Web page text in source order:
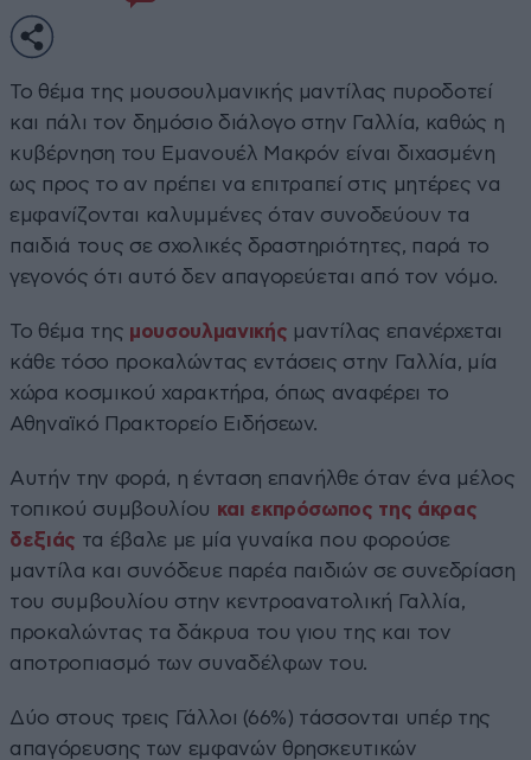
Το θέμα της μουσουλμανικής μαντίλας πυροδοτεί
και πάλι τον δημόσιο διάλογο στην Γαλλία, καθώς η
κυβέρνηση του Εμανουέλ Μακρόν είναι διχασμένη
ως προς το αν πρέπει να επιτραπεί στις μητέρες να
εμφανίζονται καλυμμένες όταν συνοδεύουν τα
παιδιά τους σε σχολικές δραστηριότητες, παρά το
γεγονός ότι αυτό δεν απαγορεύεται από τον νόμο.
Το θέμα της μουσουλμανικής μαντίλας επανέρχεται
κάθε τόσο προκαλώντας εντάσεις στην Γαλλία, μία
χώρα κοσμικού χαρακτήρα, όπως αναφέρει το
Αθηναϊκό Πρακτορείο Ειδήσεων.
Αυτήν την φορά, η ένταση επανήλθε όταν ένα μέλος
τοπικού συμβουλίου και εκπρόσωπος της άκρας
δεξιάς τα έβαλε με μία γυναίκα που φορούσε
μαντίλα και συνόδευε παρέα παιδιών σε συνεδρίαση
του συμβουλίου στην κεντροανατολική Γαλλία,
προκαλώντας τα δάκρυα του γιου της και τον
αποτροπιασμό των συναδέλφων του.
Δύο στους τρεις Γάλλοι (66%) τάσσονται υπέρ της
απαγόρευσης των εμφανών θρησκευτικών